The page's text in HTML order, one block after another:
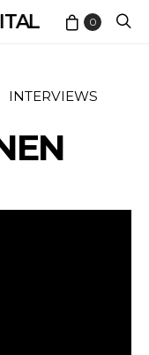
0
INTERVIEWS